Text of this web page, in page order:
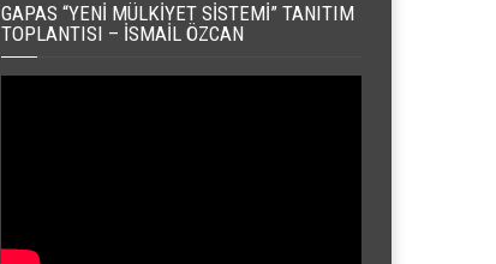
GAPAS “YENI MÜLKIYET SISTEMI” TANITIM
TOPLANTISI – İSMAIL ÖZCAN